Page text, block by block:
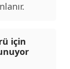
için